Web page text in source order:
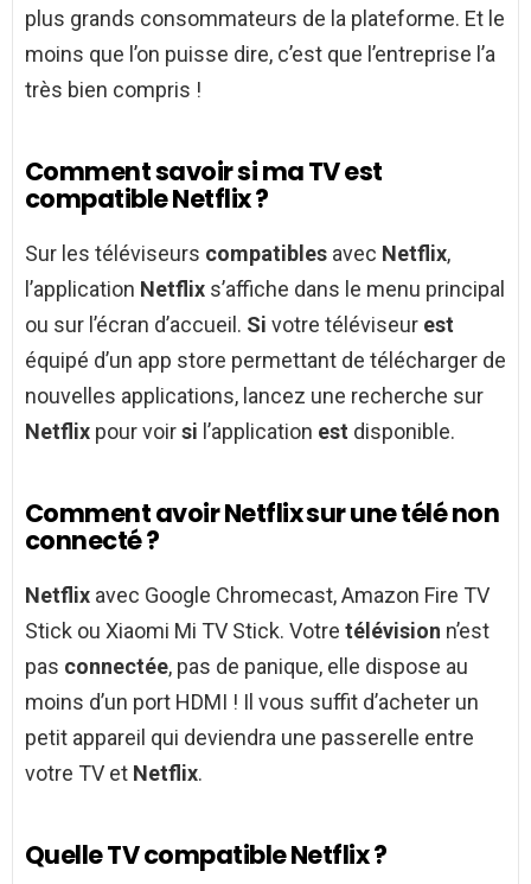
plus grands consommateurs de la plateforme. Et le
moins que l’on puisse dire, c’est que l’entreprise l’a
très bien compris !
Comment savoir si ma TV est
compatible Netflix ?
Sur les téléviseurs compatibles avec Netflix,
l’application Netflix s’affiche dans le menu principal
ou sur l’écran d’accueil. Si votre téléviseur est
équipé d’un app store permettant de télécharger de
nouvelles applications, lancez une recherche sur
Netflix pour voirsi l’application est disponible.
Comment avoir Netflix sur une télé non
connecté ?
Netflix avec Google Chromecast, Amazon Fire TV
Stick ou Xiaomi Mi TV Stick. Votre télévision n’est
pas connectée, pas de panique, elle dispose au
moins d’un port HDMI ! Il vous suffit d’acheter un
petit appareil qui deviendra une passerelle entre
votre TV et Netflix.
Quelle TV compatible Netflix ?